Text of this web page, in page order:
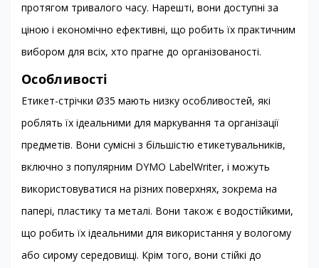
протягом тривалого часу. Нарешті, вони доступні за
ціною і економічно ефективні, що робить їх практичним
вибором для всіх, хто прагне до організованості.
Особливості
Етикет-стрічки Ø35 мають низку особливостей, які
роблять їх ідеальними для маркування та організації
предметів. Вони сумісні з більшістю етикетувальників,
включно з популярним DYMO LabelWriter, і можуть
використовуватися на різних поверхнях, зокрема на
папері, пластику та металі. Вони також є водостійкими,
що робить їх ідеальними для використання у вологому
або сирому середовищі. Крім того, вони стійкі до